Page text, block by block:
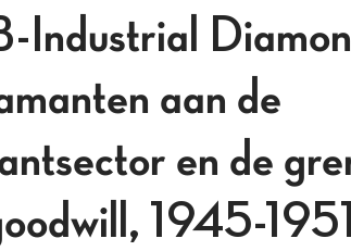
aan de
en de
1945-